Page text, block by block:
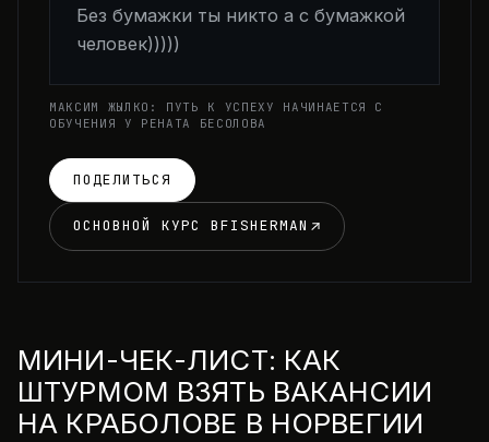
Без бумажки ты никто а с бумажкой
человек)))))
МАКСИМ ЖЫЛКО: ПУТЬ К УСПЕХУ НАЧИНАЕТСЯ С
ОБУЧЕНИЯ У РЕНАТА БЕСОЛОВА
ПОДЕЛИТЬСЯ
ОСНОВНОЙ КУРС BFISHERMAN
МИНИ-ЧЕК-ЛИСТ: КАК
ШТУРМОМ ВЗЯТЬ ВАКАНСИИ
НА КРАБОЛОВЕ В НОРВЕГИИ